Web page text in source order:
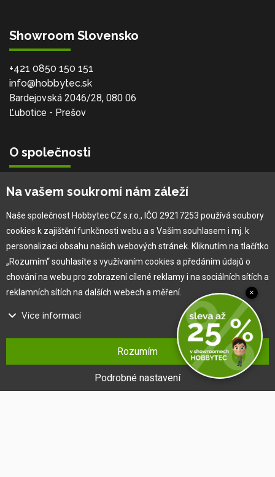
Showroom Slovensko
+421 0850 150 151
info@hobbytec.sk
Bardejovská 2046/28, 080 06
Ľubotice - Prešov
O společnosti
Vlastní výroba
Náš tým
O nás
Pro zákazníka
Obchodní podmínky
Jak na reklamaci
Na vašem soukromí nám záleží
Naše společnost Hobbytec CZ s.r.o., IČO 29217253 používá soubory
cookies k zajištění funkčnosti webu a s Vaším souhlasem i mj. k
personalizaci obsahu našich webových stránek. Kliknutím na tlačítko
„Rozumím“ souhlasíte s využívaním cookies a předáním údajů o
chování na webu pro zobrazení cílené reklamy i na sociálních sítích a
reklamních sítích na dalších webech a měření.
Více informací
Na našem webu používáme několik druhů kategorií cookies:
Ty jsou nezbytně nutné pro fungování webu a jeho funkcí, které se
rozhodnete využívat. Bez nich by náš web nefungoval, např. by nebylo
Rozumím
Podrobné nastavení
×